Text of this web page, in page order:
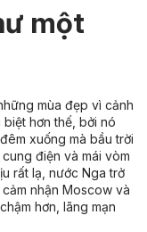
một
mùa đẹp vì cảnh
hơn thế, bởi nó
xuống mà bầu trời
điện và mái vòm
rất lạ, nước Nga trở
nhận Moscow và
hơn, lãng mạn